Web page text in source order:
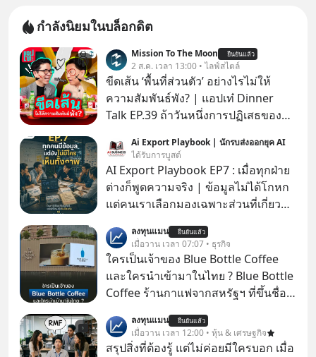
กำลังนิยมในบล็อกดิต
Mission To The Moon ยืนยันแล้ว
2 ส.ค. เวลา 13:00 • ไลฟ์สไตล์
ขีดเส้น ‘พื้นที่ส่วนตัว’ อย่างไรไม่ให้
ความสัมพันธ์พัง? | แอปเท๋ Dinner
Talk EP.39 ถ้าวันหนึ่งการปฏิเสธของ
ตั้งกำแพงใส่และมองว่าเราเห็นแก่ตัวทั้ง
ที่เราเองก็ไม่เคยปฏิเสธใครอย่างนี้มา
ก่อน แต่พอตั้งใจจะ ‘สร้างขอบเขต’ เพื่อ
ตัวเองดูสักครั้ง กลับทำให้เกิดรอยร้าว
การแอปเท๋ Dinner Talk ในวันนี้โฮสต์
ทั้ง 2 ท่าน แทป-รวิศ หาญอุตสาหะ และ
เอ๋ นิ้วกลม-สราวุธ เฮ้งสวัสดิ์ จะพาทุก
คนไปสำรวจวิธีสร้างขอบเขตเพื่อรักษา
ใจของตัวเองและรักษาความสัมพันธ์
ของคนรอบข้างไปพร้อมกัน
#boundary #selfdevelopment #แอป
เท๋dinnertalk
Ai Export Playbook | นักรบส่งออกยุค AI
ได้รับการบูสต์
AI Export Playbook EP7 : เมื่อทุกฝ่าย
ต่างก็พูดความจริง | ข้อมูลไม่ได้โกหก
แต่คนเราเลือกมองเฉพาะส่วนที่เกี่ยวกับ
ลงทุนแมน ยืนยันแล้ว
เมื่อวาน เวลา 07:07 • ธุรกิจ
ใครเป็นเจ้าของ Blue Bottle Coffee
และใครนำเข้ามาในไทย ? Blue Bottle
Coffee ร้านกาแฟจากสหรัฐฯ ที่ขึ้นชื่อ
แรกในประเทศไทย ที่ Central Park
ลงทุนแมน ยืนยันแล้ว
เมื่อวาน เวลา 12:00 • หุ้น & เศรษฐกิจ
สรุปสิ่งที่ต้องรู้ แต่ไม่ค่อยมีใครบอก เมื่อ